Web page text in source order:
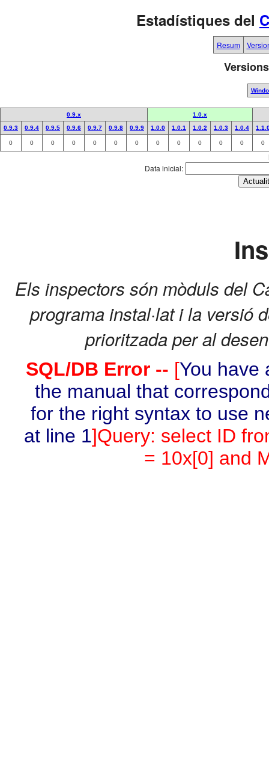
Estadístiques del
Resum
0.9.x
1.0.x
0.9.3
0.9.4 0.9.5 0.9.6 0.9.7 0.9.8 0.9.9 1.0.0 1.0.1 1.0.2 1.0.3 1.0.4
0 0 0 0 0 0 0 0 0 0 0 0 0
Data inicial:
Els inspectors són mòduls del
programa instal·lat i la versió
prioritzada per al
SQL/DB Error -- [You have
the manual that
for the right syntax to use
at line 1]Query: select ID
= 10x[0] and